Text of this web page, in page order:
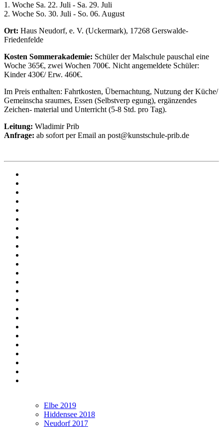
1. Woche Sa. 22. Juli - Sa. 29. Juli
2. Woche So. 30. Juli - So. 06. August
Ort: Haus Neudorf, e. V. (Uckermark), 17268 Gerswalde-
Friedenfelde
Kosten Sommerakademie: Schüler der Malschule pauschal eine
Woche 365€, zwei Wochen 700€. Nicht angemeldete Schüler:
Kinder 430€/ Erw. 460€.
Im Preis enthalten: Fahrtkosten, Übernachtung, Nutzung der Küche/
Gemeinscha sraumes, Essen (Selbstverp egung), ergänzendes
Zeichen- material und Unterricht (5-8 Std. pro Tag).
Leitung: Wladimir Prib
Anfrage: ab sofort per Email an post@kunstschule-prib.de
Elbe 2019
Hiddensee 2018
Neudorf 2017